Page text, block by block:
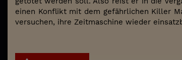
einen Konflikt mit dem gefährlichen Killer
versuchen, ihre Zeitmaschine wieder